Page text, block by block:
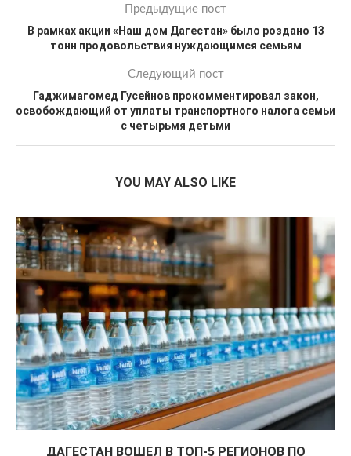
Предыдущие пост
В рамках акции «Наш дом Дагестан» было роздано 13
тонн продовольствия нуждающимся семьям
Следующий пост
Гаджимагомед Гусейнов прокомментировал закон,
освобождающий от уплаты транспортного налога семьи
с четырьмя детьми
YOU MAY ALSO LIKE
ДАГЕСТАН ВОШЕЛ В ТОП-5 РЕГИОНОВ ПО